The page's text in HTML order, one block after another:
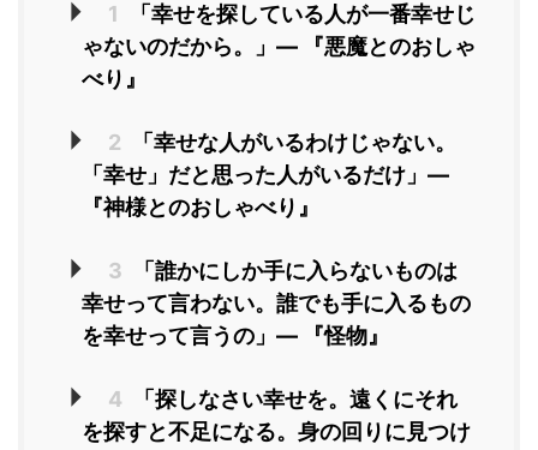
1
「幸せを探している人が一番幸せじ
ゃないのだから。」― 『悪魔とのおしゃ
べり』
2
「幸せな人がいるわけじゃない。
「幸せ」だと思った人がいるだけ」―
『神様とのおしゃべり』
3
「誰かにしか手に入らないものは
幸せって言わない。誰でも手に入るもの
を幸せって言うの」― 『怪物』
4
「探しなさい幸せを。遠くにそれ
を探すと不足になる。身の回りに見つけ